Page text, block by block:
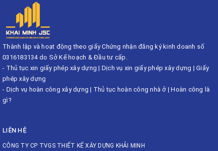
Thành lập và hoạt động theo giấy Chứng nhận đăng ký kinh doanh số
0316183134 do Sở Kế hoạch & Đầu tư cấp.
- Thủ tục xin giấy phép xây dựng | Dịch vụ xin giấy phép xây dựng | Giấy
phép xây dựng
- Dịch vụ hoàn công xây dựng | Thủ tục hoàn công nhà ở |Hoàn công là
gì?
LIÊN HỆ
CÔNG TY CP TVGS THIẾT KẾ XÂY DỰNG KHẢI MINH